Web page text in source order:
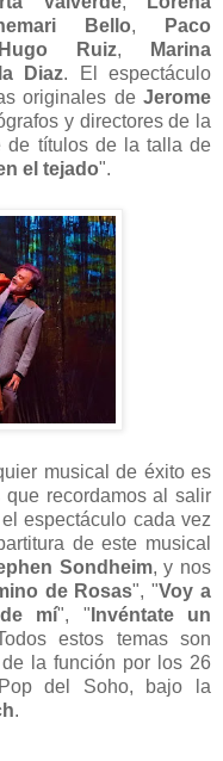
Bello,
Paco
Hugo Ruiz,
Marina
Diaz.
El espectáculo
originales de Jerome
y directores de la
de títulos de la talla de
el tejado".
musical de éxito es
que recordamos al salir
espectáculo cada vez
de este musical
Sondheim, y nos
de Rosas", "Voy a
mí", " Invéntate un
estos temas son
la función por los 26
del Soho, bajo la
.